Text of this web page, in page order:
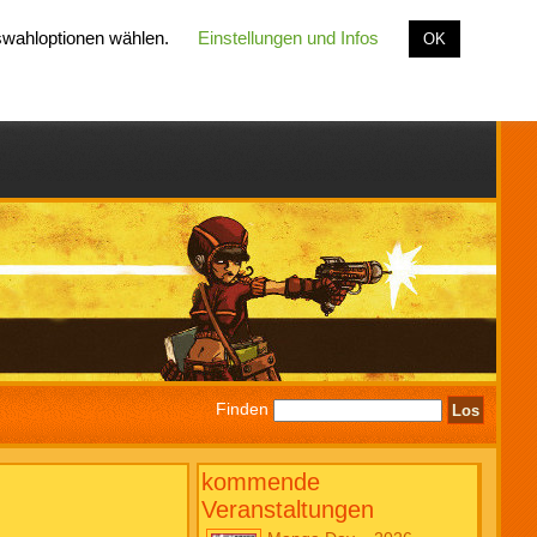
Finden
kommende
Veranstaltungen
wählen. Einstellungen und Infos OK